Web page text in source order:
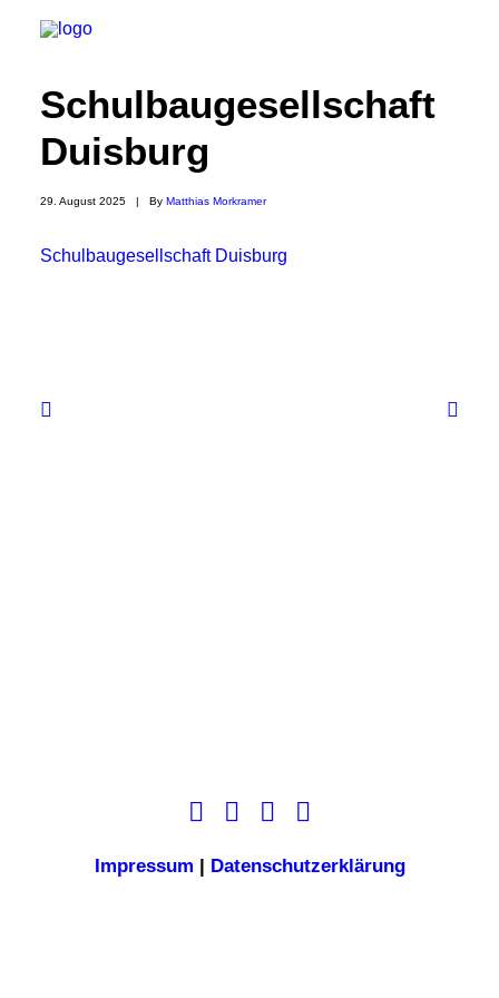
Schulbaugesellschaft
Duisburg
29. August 2025 | By Matthias Morkramer
Schulbaugesellschaft Duisburg
Impressum | Datenschutzerklärung